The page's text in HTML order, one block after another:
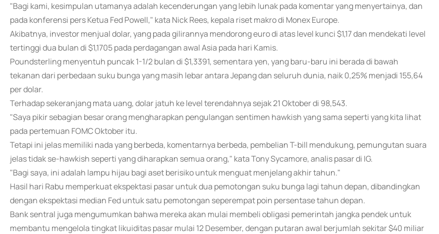
"Bagi kami, kesimpulan utamanya adalah kecenderungan yang lebih lunak pada komentar yang menyertainya, dan
pada konferensi pers Ketua Fed Powell," kata Nick Rees, kepala riset makro di Monex Europe.
Akibatnya, investor menjual dolar, yang pada gilirannya mendorong euro di atas level kunci $1,17 dan mendekati level
tertinggi dua bulan di $1,1705 pada perdagangan awal Asia pada hari Kamis.
Poundsterling menyentuh puncak 1-1/2 bulan di $1,3391, sementara yen, yang baru-baru ini berada di bawah
tekanan dari perbedaan suku bunga yang masih lebar antara Jepang dan seluruh dunia, naik 0,25% menjadi 155,64
per dolar.
Terhadap sekeranjang mata uang, dolar jatuh ke level terendahnya sejak 21 Oktober di 98,543.
"Saya pikir sebagian besar orang mengharapkan pengulangan sentimen hawkish yang sama seperti yang kita lihat
pada pertemuan FOMC Oktober itu.
Tetapi ini jelas memiliki nada yang berbeda, komentarnya berbeda, pembelian T-bill mendukung, pemungutan suara
jelas tidak se-hawkish seperti yang diharapkan semua orang," kata Tony Sycamore, analis pasar di IG.
"Bagi saya, ini adalah lampu hijau bagi aset berisiko untuk menguat menjelang akhir tahun."
Hasil hari Rabu memperkuat ekspektasi pasar untuk dua pemotongan suku bunga lagi tahun depan, dibandingkan
dengan ekspektasi median Fed untuk satu pemotongan seperempat poin persentase tahun depan.
Bank sentral juga mengumumkan bahwa mereka akan mulai membeli obligasi pemerintah jangka pendek untuk
membantu mengelola tingkat likuiditas pasar mulai 12 Desember, dengan putaran awal berjumlah sekitar $40 miliar